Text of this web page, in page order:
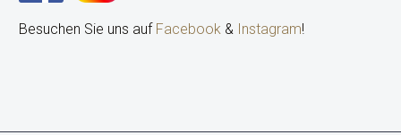
Besuchen Sie uns auf Facebook & Instagram!